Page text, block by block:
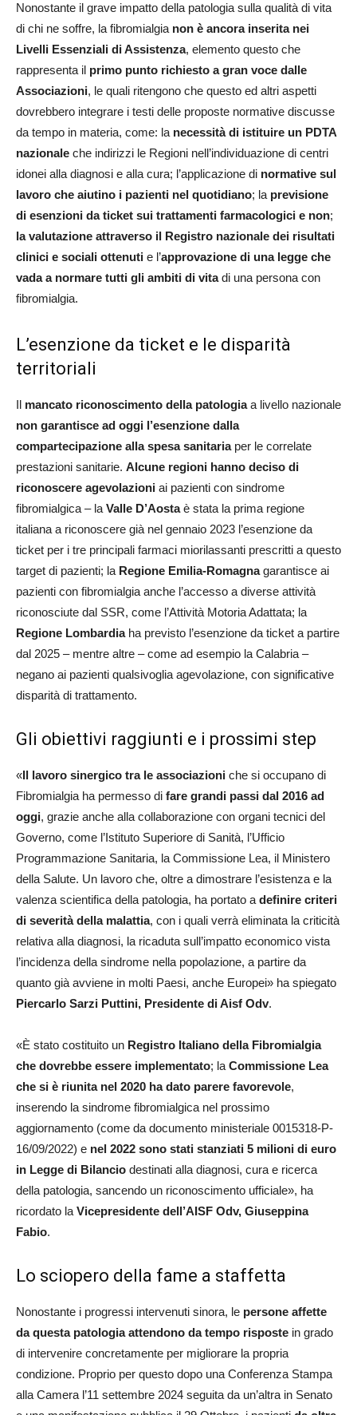
Nonostante il grave impatto della patologia sulla qualità di vita
di chi ne soffre, la fibromialgia non è ancora inserita nei
Livelli Essenziali di Assistenza, elemento questo che
rappresenta il primo punto richiesto a gran voce dalle
Associazioni, le quali ritengono che questo ed altri aspetti
dovrebbero integrare i testi delle proposte normative discusse
da tempo in materia, come: la necessità di istituire un PDTA
nazionale che indirizzi le Regioni nell’individuazione di centri
idonei alla diagnosi e alla cura; l’applicazione di normative sul
lavoro che aiutino i pazienti nel quotidiano; la previsione
di esenzioni da ticket sui trattamenti farmacologici e non;
la valutazione attraverso il Registro nazionale dei risultati
clinici e sociali ottenuti e l’approvazione di una legge che
vada a normare tutti gli ambiti di vitadi una persona con
fibromialgia.
L’esenzione da ticket e le disparità
territoriali
Il mancato riconoscimento della patologiaa livello nazionale
non garantisce ad oggi l’esenzione dalla
compartecipazione alla spesa sanitariaper le correlate
prestazioni sanitarie. Alcune regioni hanno deciso di
riconoscere agevolazioni ai pazienti con sindrome
fibromialgica – la Valle D’Aostaè stata la prima regione
italiana a riconoscere già nel gennaio 2023 l’esenzione da
ticket per i tre principali farmaci miorilassanti prescritti a questo
target di pazienti; la Regione Emilia-Romagnagarantisce ai
pazienti con fibromialgia anche l’accesso a diverse attività
riconosciute dal SSR, come l’Attività Motoria Adattata; la
Regione Lombardiaha previsto l’esenzione da ticket a partire
dal 2025 – mentre altre – come ad esempio la Calabria –
negano ai pazienti qualsivoglia agevolazione, con significative
disparità di trattamento.
Gli obiettivi raggiunti e i prossimi step
«Il lavoro sinergico tra le associazioni che si occupano di
Fibromialgia ha permesso di fare grandi passi dal 2016 ad
oggi, grazie anche alla collaborazione con organi tecnici del
Governo, come l’Istituto Superiore di Sanità, l’Ufficio
Programmazione Sanitaria, la Commissione Lea, il Ministero
della Salute. Un lavoro che, oltre a dimostrare l’esistenza e la
valenza scientifica della patologia, ha portato a definire criteri
di severità della malattia, con i quali verrà eliminata la criticità
relativa alla diagnosi, la ricaduta sull’impatto economico vista
l’incidenza della sindrome nella popolazione, a partire da
quanto già avviene in molti Paesi, anche Europei» ha spiegato
Piercarlo Sarzi Puttini, Presidente di Aisf Odv.
«È stato costituito un Registro Italiano della Fibromialgia
che dovrebbe essere implementato; la Commissione Lea
che si è riunita nel 2020 ha dato parere favorevole,
inserendo la sindrome fibromialgica nel prossimo
aggiornamento (come da documento ministeriale 0015318-P-
16/09/2022) e nel 2022 sono stati stanziati 5 milioni di euro
in Legge di Bilancio destinati alla diagnosi, cura e ricerca
della patologia, sancendo un riconoscimento ufficiale», ha
ricordato la Vicepresidente dell’AISF Odv, Giuseppina
Fabio.
Lo sciopero della fame a staffetta
Nonostante i progressi intervenuti sinora, le persone affette
da questa patologia attendono da tempo risposte in grado
di intervenire concretamente per migliorare la propria
condizione. Proprio per questo dopo una Conferenza Stampa
alla Camera l’11 settembre 2024 seguita da un’altra in Senato